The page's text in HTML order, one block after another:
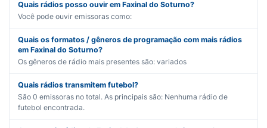
Quais rádios posso ouvir em Faxinal do Soturno?
Você pode ouvir emissoras como:
Quais os formatos / gêneros de programação com mais rádios
em Faxinal do Soturno?
Os gêneros de rádio mais presentes são: variados
Quais rádios transmitem futebol?
São 0 emissoras no total. As principais são: Nenhuma rádio de
futebol encontrada.